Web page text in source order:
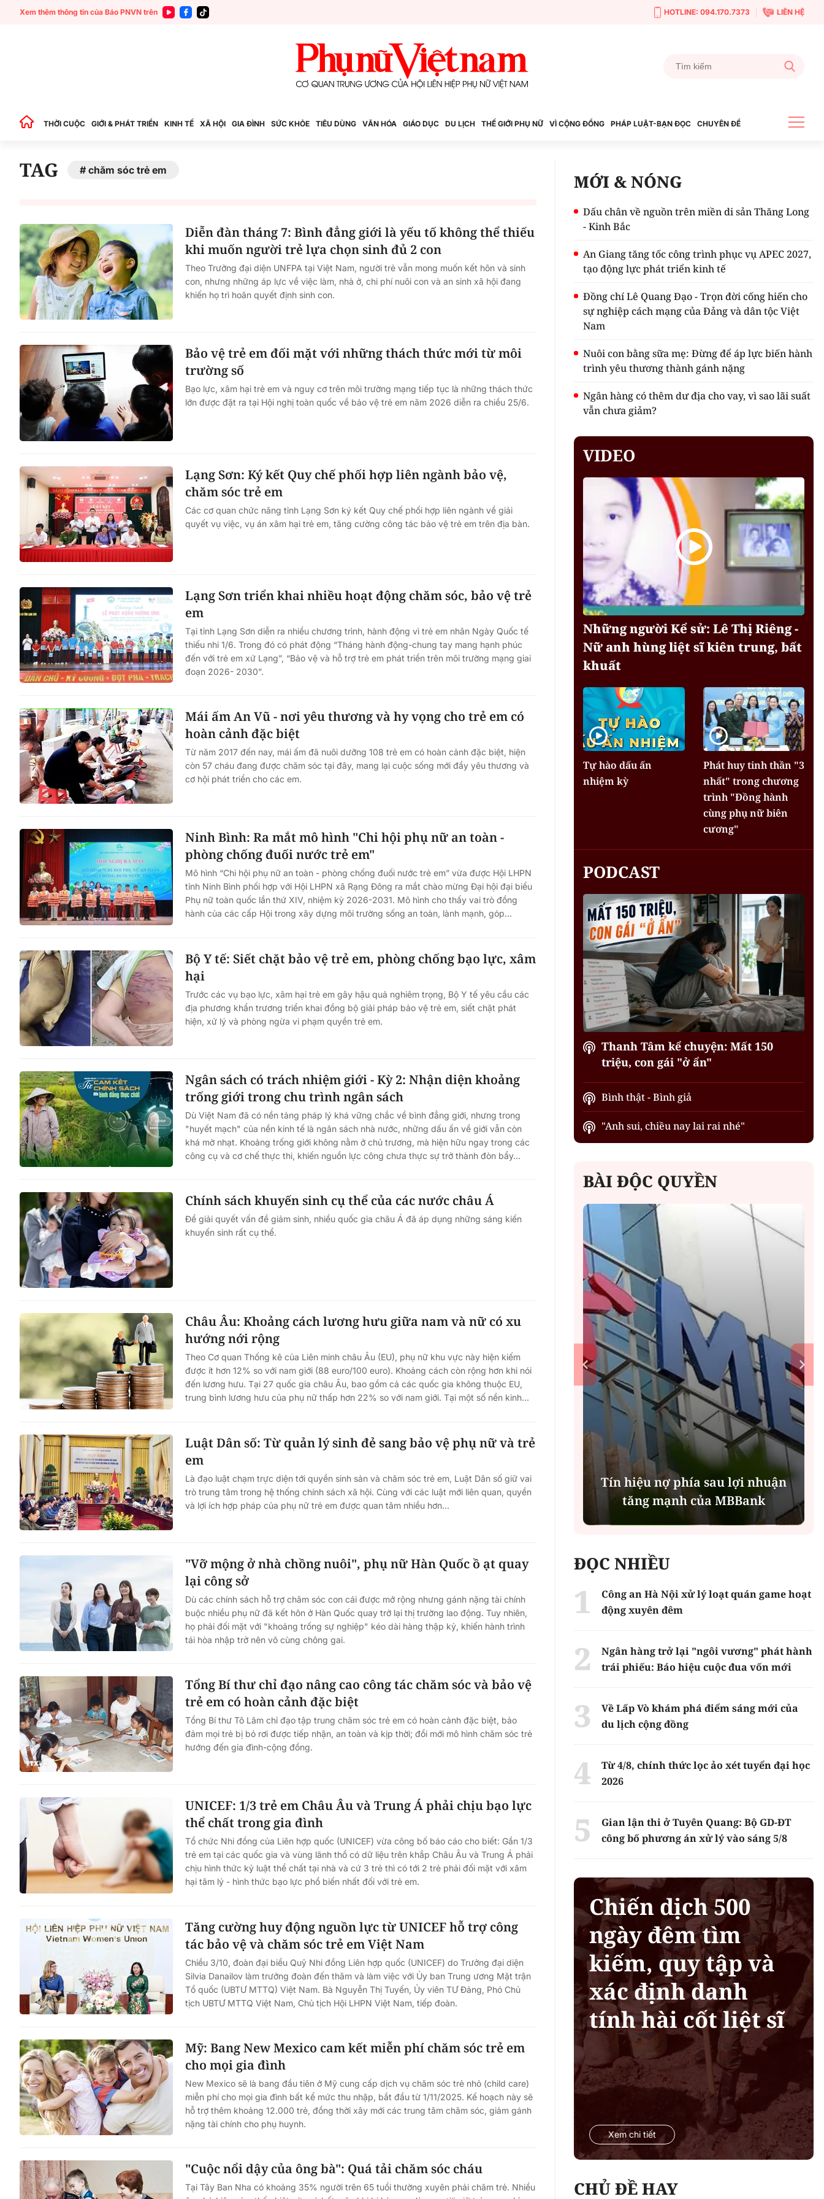
Xem thêm thông tin của Báo PNVN trên HOTLINE: 094.170.7373 LIÊN HỆ
THỜI CUỘC GIỚI & PHÁT TRIỂN KINH TẾ XÃ HỘI GIA ĐÌNH SỨC KHỎE TIÊU DÙNG VĂN HÓA GIÁO DỤC DU LỊCH THẾ GIỚI PHỤ NỮ VÌ CỘNG ĐỒNG PHÁP LUẬT-BẠN ĐỌC CHUYÊN ĐỀ
TAG chăm sóc trẻ em
Diễn đàn tháng 7: Bình đẳng giới là yếu tố không thể thiếu
khi muốn người trẻ lựa chọn sinh đủ 2 con
Theo Trưởng đại diện UNFPA tại Việt Nam, người trẻ vẫn mong muốn kết hôn và sinh
con, nhưng những áp lực về việc làm, nhà ở, chi phí nuôi con và an sinh xã hội đang
khiến họ trì hoãn quyết định sinh con.
Bảo vệ trẻ em đối mặt với những thách thức mới từ môi
trường số
Bạo lực, xâm hại trẻ em và nguy cơ trên môi trường mạng tiếp tục là những thách thức
lớn được đặt ra tại Hội nghị toàn quốc về bảo vệ trẻ em năm 2026 diễn ra chiều 25/6.
Lạng Sơn: Ký kết Quy chế phối hợp liên ngành bảo vệ,
chăm sóc trẻ em
Các cơ quan chức năng tỉnh Lạng Sơn ký kết Quy chế phối hợp liên ngành về giải
quyết vụ việc, vụ án xâm hại trẻ em, tăng cường công tác bảo vệ trẻ em trên địa bàn.
Lạng Sơn triển khai nhiều hoạt động chăm sóc, bảo vệ trẻ
em
Tại tỉnh Lạng Sơn diễn ra nhiều chương trình, hành động vì trẻ em nhân Ngày Quốc tế
thiếu nhi 1/6. Trong đó có phát động “Tháng hành động-chung tay mang hạnh phúc
đến với trẻ em xứ Lạng”, “Bảo vệ và hỗ trợ trẻ em phát triển trên môi trường mạng giai
đoạn 2026- 2030”.
Mái ấm An Vũ - nơi yêu thương và hy vọng cho trẻ em có
hoàn cảnh đặc biệt
Từ năm 2017 đến nay, mái ấm đã nuôi dưỡng 108 trẻ em có hoàn cảnh đặc biệt, hiện
còn 57 cháu đang được chăm sóc tại đây, mang lại cuộc sống mới đầy yêu thương và
cơ hội phát triển cho các em.
Ninh Bình: Ra mắt mô hình "Chi hội phụ nữ an toàn -
phòng chống đuối nước trẻ em"
Mô hình “Chi hội phụ nữ an toàn - phòng chống đuối nước trẻ em” vừa được Hội LHPN
tỉnh Ninh Bình phối hợp với Hội LHPN xã Rạng Đông ra mắt chào mừng Đại hội đại biểu
Phụ nữ toàn quốc lần thứ XIV, nhiệm kỳ 2026-2031. Mô hình cho thấy vai trò đồng
hành của các cấp Hội trong xây dựng môi trường sống an toàn, lành mạnh, góp...
Bộ Y tế: Siết chặt bảo vệ trẻ em, phòng chống bạo lực, xâm
hại
Trước các vụ bạo lực, xâm hại trẻ em gây hậu quả nghiêm trọng, Bộ Y tế yêu cầu các
địa phương khẩn trương triển khai đồng bộ giải pháp bảo vệ trẻ em, siết chặt phát
hiện, xử lý và phòng ngừa vi phạm quyền trẻ em.
Ngân sách có trách nhiệm giới - Kỳ 2: Nhận diện khoảng
trống giới trong chu trình ngân sách
Dù Việt Nam đã có nền tảng pháp lý khá vững chắc về bình đẳng giới, nhưng trong
"huyết mạch" của nền kinh tế là ngân sách nhà nước, những dấu ấn về giới vẫn còn
khá mờ nhạt. Khoảng trống giới không nằm ở chủ trương, mà hiện hữu ngay trong các
công cụ và cơ chế thực thi, khiến nguồn lực công chưa thực sự trở thành đòn bẩy...
Chính sách khuyến sinh cụ thể của các nước châu Á
Để giải quyết vấn đề giảm sinh, nhiều quốc gia châu Á đã áp dụng những sáng kiến
khuyến sinh rất cụ thể.
Châu Âu: Khoảng cách lương hưu giữa nam và nữ có xu
hướng nới rộng
Theo Cơ quan Thống kê của Liên minh châu Âu (EU), phụ nữ khu vực này hiện kiếm
được ít hơn 12% so với nam giới (88 euro/100 euro). Khoảng cách còn rộng hơn khi nói
đến lương hưu. Tại 27 quốc gia châu Âu, bao gồm cả các quốc gia không thuộc EU,
trung bình lương hưu của phụ nữ thấp hơn 22% so với nam giới. Tại một số nền kinh...
Luật Dân số: Từ quản lý sinh đẻ sang bảo vệ phụ nữ và trẻ
em
Là đạo luật chạm trực diện tới quyền sinh sản và chăm sóc trẻ em, Luật Dân số giữ vai
trò trung tâm trong hệ thống chính sách xã hội. Cùng với các luật mới liên quan, quyền
và lợi ích hợp pháp của phụ nữ trẻ em được quan tâm nhiều hơn...
"Vỡ mộng ở nhà chồng nuôi", phụ nữ Hàn Quốc ồ ạt quay
lại công sở
Dù các chính sách hỗ trợ chăm sóc con cái được mở rộng nhưng gánh nặng tài chính
buộc nhiều phụ nữ đã kết hôn ở Hàn Quốc quay trở lại thị trường lao động. Tuy nhiên,
họ phải đối mặt với "khoảng trống sự nghiệp" kéo dài hàng thập kỷ, khiến hành trình
tái hòa nhập trở nên vô cùng chông gai.
Tổng Bí thư chỉ đạo nâng cao công tác chăm sóc và bảo vệ
trẻ em có hoàn cảnh đặc biệt
Tổng Bí thư Tô Lâm chỉ đạo tập trung chăm sóc trẻ em có hoàn cảnh đặc biệt, bảo
đảm mọi trẻ bị bỏ rơi được tiếp nhận, an toàn và kịp thời; đổi mới mô hình chăm sóc trẻ
hướng đến gia đình-cộng đồng.
UNICEF: 1/3 trẻ em Châu Âu và Trung Á phải chịu bạo lực
thể chất trong gia đình
Tổ chức Nhi đồng của Liên hợp quốc (UNICEF) vừa công bố báo cáo cho biết: Gần 1/3
trẻ em tại các quốc gia và vùng lãnh thổ có dữ liệu trên khắp Châu Âu và Trung Á phải
chịu hình thức kỷ luật thể chất tại nhà và cứ 3 trẻ thì có tới 2 trẻ phải đối mặt với xâm
hại tâm lý - hình thức bạo lực phổ biến nhất đối với trẻ em.
Tăng cường huy động nguồn lực từ UNICEF hỗ trợ công
tác bảo vệ và chăm sóc trẻ em Việt Nam
Chiều 3/10, đoàn đại biểu Quỹ Nhi đồng Liên hợp quốc (UNICEF) do Trưởng đại diện
Silvia Danailov làm trưởng đoàn đến thăm và làm việc với Ủy ban Trung ương Mặt trận
Tổ quốc (UBTƯ MTTQ) Việt Nam. Bà Nguyễn Thị Tuyến, Ủy viên TƯ Đảng, Phó Chủ
tịch UBTƯ MTTQ Việt Nam, Chủ tịch Hội LHPN Việt Nam, tiếp đoàn.
Mỹ: Bang New Mexico cam kết miễn phí chăm sóc trẻ em
cho mọi gia đình
New Mexico sẽ là bang đầu tiên ở Mỹ cung cấp dịch vụ chăm sóc trẻ nhỏ (child care)
miễn phí cho mọi gia đình bất kể mức thu nhập, bắt đầu từ 1/11/2025. Kế hoạch này sẽ
hỗ trợ thêm khoảng 12.000 trẻ, đồng thời xây mới các trung tâm chăm sóc, giảm gánh
nặng tài chính cho phụ huynh.
"Cuộc nổi dậy của ông bà": Quá tải chăm sóc cháu
Tại Tây Ban Nha có khoảng 35% người trên 65 tuổi thường xuyên phải chăm trẻ. Nhiều
MỚI & NÓNG
Dấu chân về nguồn trên miền di sản Thăng Long
- Kinh Bắc
An Giang tăng tốc công trình phục vụ APEC 2027,
tạo động lực phát triển kinh tế
Đồng chí Lê Quang Đạo - Trọn đời cống hiến cho
sự nghiệp cách mạng của Đảng và dân tộc Việt
Nam
Nuôi con bằng sữa mẹ: Đừng để áp lực biến hành
trình yêu thương thành gánh nặng
Ngân hàng có thêm dư địa cho vay, vì sao lãi suất
vẫn chưa giảm?
VIDEO
Những người Kể sử: Lê Thị Riêng -
Nữ anh hùng liệt sĩ kiên trung, bất
khuất
Tự hào dấu ấn
nhiệm kỳ
Phát huy tinh thần "3
nhất" trong chương
trình "Đồng hành
cùng phụ nữ biên
cương"
PODCAST
Thanh Tâm kể chuyện: Mất 150
triệu, con gái "ở ẩn"
Bình thật - Bình giả
"Anh sui, chiều nay lai rai nhé"
BÀI ĐỘC QUYỀN
Doanh nghiệp thủy sản cảnh báo
"điểm nghẽn" trong dự thảo Luật
An toàn thực phẩm
động: "Đi để trở về" và bài toán
lập nghiệp cho lao động nữ
Tín hiệu nợ phía sau lợi nhuận
tăng mạnh của MBBank
ĐỌC NHIỀU
Công an Hà Nội xử lý loạt quán game hoạt
động xuyên đêm
Ngân hàng trở lại "ngôi vương" phát hành
trái phiếu: Báo hiệu cuộc đua vốn mới
Về Lấp Vò khám phá điểm sáng mới của
du lịch cộng đồng
Từ 4/8, chính thức lọc ảo xét tuyển đại học
2026
Gian lận thi ở Tuyên Quang: Bộ GD-ĐT
công bố phương án xử lý vào sáng 5/8
Chiến dịch 500
ngày đêm tìm
kiếm, quy tập và
xác định danh
tính hài cốt liệt sĩ
Xem chi tiết
CHỦ ĐỀ HAY